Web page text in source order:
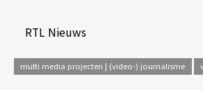
RTL Nieuws
multi media projecten | (video-) journalisme